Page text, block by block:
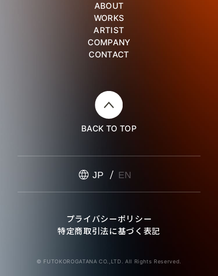
ABOUT
WORKS
ARTIST
COMPANY
CONTACT
BACK TO TOP
EN
JP
プライバシーポリシー
特定商取引法に基づく表記
© FUTOKOROGATANA CO.,LTD. All Rights Reserved.